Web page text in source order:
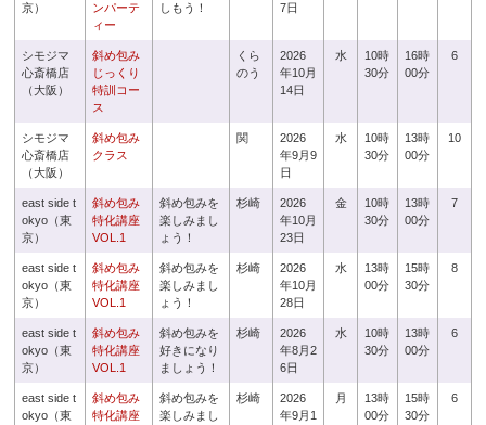
京）
ンパーテ
ィー
しもう！
7日
シモジマ
心斎橋店
（大阪）
斜め包み
じっくり
特訓コー
ス
くら
のう
2026
年10月
14日
水
10時
30分
16時
00分
6
シモジマ
心斎橋店
（大阪）
斜め包み
クラス
関
2026
年9月9
日
水
10時
30分
13時
00分
10
east side t
okyo（東
京）
斜め包み
特化講座
VOL.1
斜め包みを
楽しみまし
ょう！
杉崎
2026
年10月
23日
金
10時
30分
13時
00分
7
east side t
okyo（東
京）
斜め包み
特化講座
VOL.1
斜め包みを
楽しみまし
ょう！
杉崎
2026
年10月
28日
水
13時
00分
15時
30分
8
east side t
okyo（東
京）
斜め包み
特化講座
VOL.1
斜め包みを
好きになり
ましょう！
杉崎
2026
年8月2
6日
水
10時
30分
13時
00分
6
east side t
okyo（東
斜め包み
特化講座
斜め包みを
楽しみまし
杉崎
2026
年9月1
月
13時
00分
15時
30分
6